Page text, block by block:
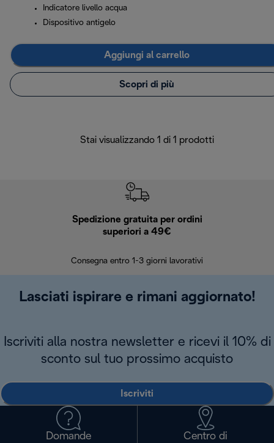
Indicatore livello acqua
Dispositivo antigelo
Aggiungi al carrello
Scopri di più
Stai visualizzando 1 di 1 prodotti
Spedizione gratuita per ordini
superiori a 49€
Consegna entro 1-3 giorni lavorativi
Lasciati ispirare e rimani aggiornato!
Iscriviti alla nostra newsletter e ricevi il 10% di
sconto sul tuo prossimo acquisto
Iscriviti
Domande
Centro di